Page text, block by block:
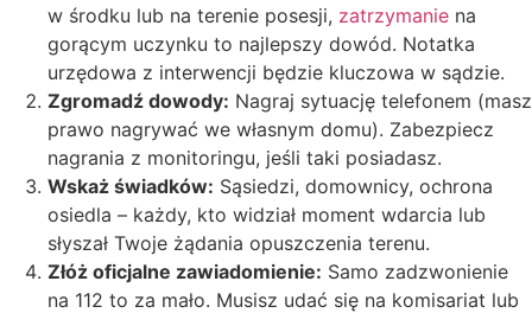
w środku lub na terenie posesji, zatrzymanie na
gorącym uczynku to najlepszy dowód. Notatka
urzędowa z interwencji będzie kluczowa w sądzie.
Zgromadź dowody: Nagraj sytuację telefonem (masz
prawo nagrywać we własnym domu). Zabezpiecz
nagrania z monitoringu, jeśli taki posiadasz.
Wskaż świadków: Sąsiedzi, domownicy, ochrona
osiedla – każdy, kto widział moment wdarcia lub
słyszał Twoje żądania opuszczenia terenu.
Złóż oficjalne zawiadomienie: Samo zadzwonienie
na 112 to za mało. Musisz udać się na komisariat lub